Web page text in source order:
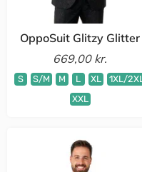
OppoSuit Glitzy Glitter
669,00 kr.
S S/M M L XL
1XL/2XL
XXL